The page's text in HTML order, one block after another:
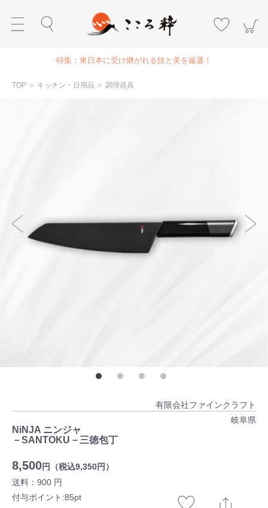
特集：東日本に受け継がれる技と美を厳選！
TOP ＞ キッチン・日用品 ＞ 調理器具
有限会社ファインクラフト
岐阜県
NiNJA ニンジャ
－SANTOKU－三徳包丁
8,500円（税込9,350円）
送料：900 円
付与ポイント:85pt